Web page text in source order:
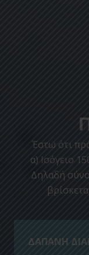
Έστω ότι
α) Ισόγειο
Δηλαδή
ΔΑΠΑΝΗ